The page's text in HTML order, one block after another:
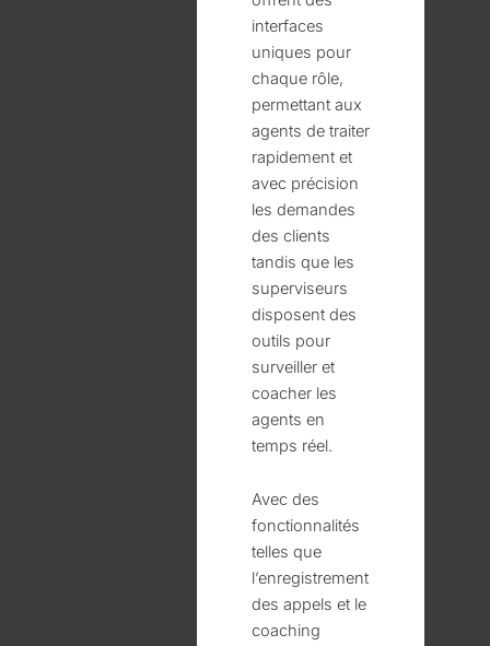
interfaces
uniques pour
chaque rôle,
permettant aux
agents de traiter
rapidement et
avec précision
les demandes
des clients
tandis que les
superviseurs
disposent des
outils pour
surveiller et
coacher les
agents en
temps réel.
Avec des
fonctionnalités
telles que
l’enregistrement
des appels et le
coaching